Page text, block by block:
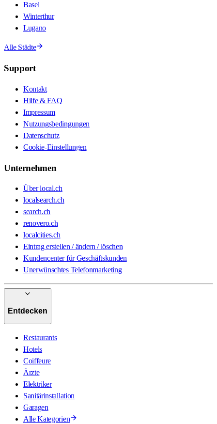
Basel
Winterthur
Lugano
Alle Städte
Support
Kontakt
Hilfe & FAQ
Impressum
Nutzungsbedingungen
Datenschutz
Cookie-Einstellungen
Unternehmen
Über local.ch
localsearch.ch
search.ch
renovero.ch
localcities.ch
Eintrag erstellen / ändern / löschen
Kundencenter für Geschäftskunden
Unerwünschtes Telefonmarketing
Entdecken
Restaurants
Hotels
Coiffeure
Ärzte
Elektriker
Sanitärinstallation
Garagen
Alle Kategorien